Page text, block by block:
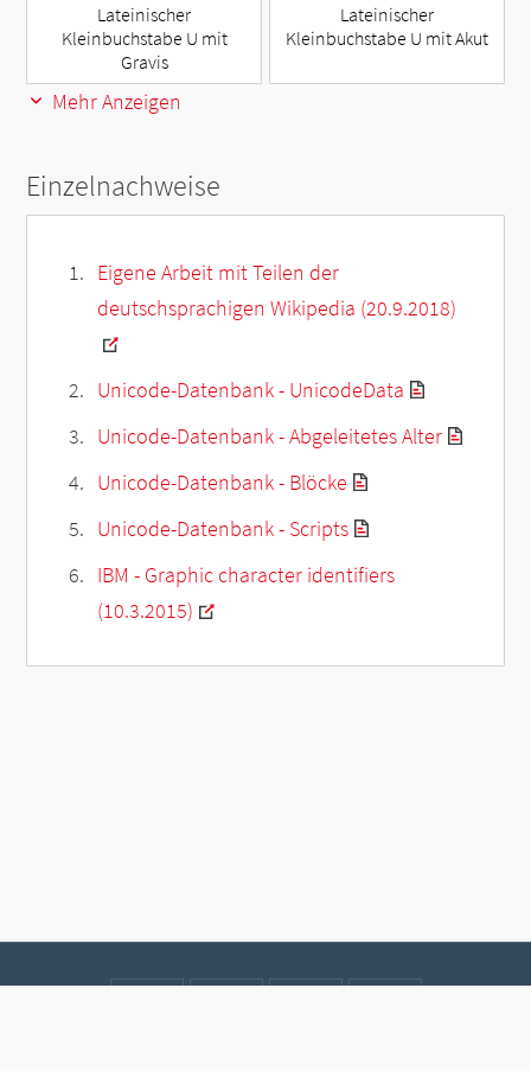
Lateinischer
Kleinbuchstabe U mit
Gravis
Lateinischer
Kleinbuchstabe U mit Akut
Mehr Anzeigen
Einzelnachweise
Eigene Arbeit mit Teilen der
deutschsprachigen Wikipedia (20.9.2018)
Unicode-Datenbank - UnicodeData
Unicode-Datenbank - Abgeleitetes Alter
Unicode-Datenbank - Blöcke
Unicode-Datenbank - Scripts
IBM - Graphic character identifiers
(10.3.2015)